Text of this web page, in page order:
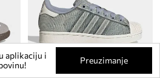
aplikaciju i
Preuzimanje